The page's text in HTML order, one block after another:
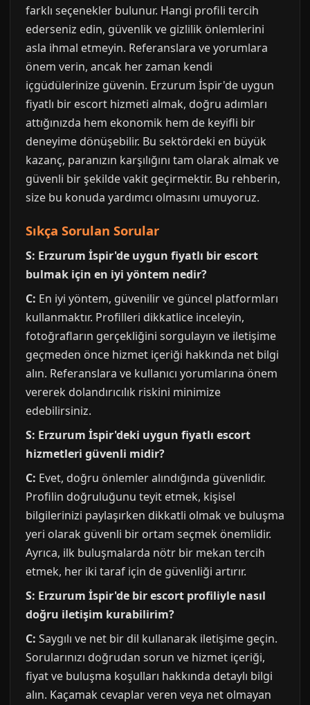
farklı seçenekler bulunur. Hangi profili tercih
ederseniz edin, güvenlik ve gizlilik önlemlerini
asla ihmal etmeyin. Referanslara ve yorumlara
önem verin, ancak her zaman kendi
içgüdülerinize güvenin. Erzurum İspir'de uygun
fiyatlı bir escort hizmeti almak, doğru adımları
attığınızda hem ekonomik hem de keyifli bir
deneyime dönüşebilir. Bu sektördeki en büyük
kazanç, paranızın karşılığını tam olarak almak ve
güvenli bir şekilde vakit geçirmektir. Bu rehberin,
size bu konuda yardımcı olmasını umuyoruz.
Sıkça Sorulan Sorular
S: Erzurum İspir'de uygun fiyatlı bir escort
bulmak için en iyi yöntem nedir?
C: En iyi yöntem, güvenilir ve güncel platformları
kullanmaktır. Profilleri dikkatlice inceleyin,
fotoğrafların gerçekliğini sorgulayın ve iletişime
geçmeden önce hizmet içeriği hakkında net bilgi
alın. Referanslara ve kullanıcı yorumlarına önem
vererek dolandırıcılık riskini minimize
edebilirsiniz.
S: Erzurum İspir'deki uygun fiyatlı escort
hizmetleri güvenli midir?
C: Evet, doğru önlemler alındığında güvenlidir.
Profilin doğruluğunu teyit etmek, kişisel
bilgilerinizi paylaşırken dikkatli olmak ve buluşma
yeri olarak güvenli bir ortam seçmek önemlidir.
Ayrıca, ilk buluşmalarda nötr bir mekan tercih
etmek, her iki taraf için de güvenliği artırır.
S: Erzurum İspir'de bir escort profiliyle nasıl
doğru iletişim kurabilirim?
C: Saygılı ve net bir dil kullanarak iletişime geçin.
Sorularınızı doğrudan sorun ve hizmet içeriği,
fiyat ve buluşma koşulları hakkında detaylı bilgi
alın. Kaçamak cevaplar veren veya net olmayan